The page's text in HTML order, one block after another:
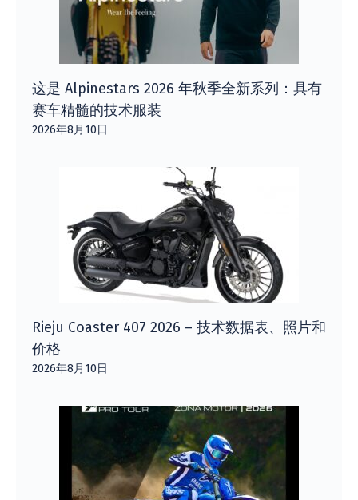
这是 Alpinestars 2026 年秋季全新系列：具有
赛车精髓的技术服装
2026年8月10日
Rieju Coaster 407 2026 – 技术数据表、照片和
价格
2026年8月10日